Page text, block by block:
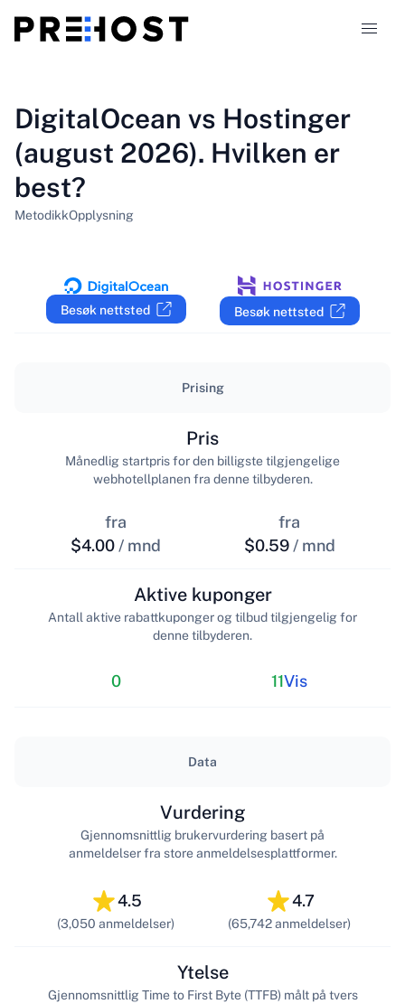
Sammenligninger
NO
DigitalOcean vs Hostinger
(august 2026). Hvilken er
best?
MetodikkOpplysning
Besøk nettsted Besøk nettsted
Prising
fra
$4.00 / mnd
Pris
Månedlig startpris for den billigste tilgjengelige
webhotellplanen fra denne tilbyderen.
fra
$0.59 / mnd
0
Aktive kuponger
Antall aktive rabattkuponger og tilbud tilgjengelig for
denne tilbyderen.
11Vis
Data
4.5
(3,050 anmeldelser)
Vurdering
Gjennomsnittlig brukervurdering basert på
anmeldelser fra store anmeldelsesplattformer.
4.7
(65,742 anmeldelser)
Ytelse
Gjennomsnittlig Time to First Byte (TTFB) målt på tvers